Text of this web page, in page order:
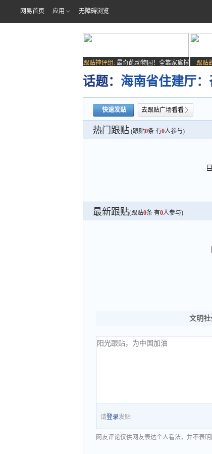
网易首页 应用 无障碍浏览
跟贴神评组: 最奇葩动物园！全靠家禽撑
场子
跟贴
话题： 海南省住建厅
快速发贴 去跟贴广场看看
热门跟贴 (跟贴0条 有0人参与)
最新跟贴(跟贴0条 有0人参与)
文明社
请登录发贴
网友评论仅供网友表达个人看法，并不表